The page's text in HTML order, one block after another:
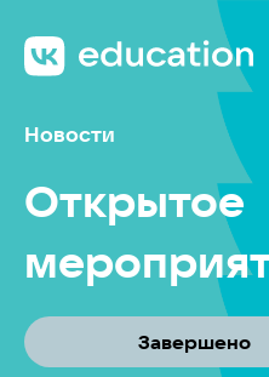
Новости
Открытое
Завершено